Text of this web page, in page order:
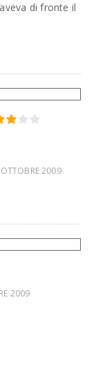
di fronte il
2009
2009